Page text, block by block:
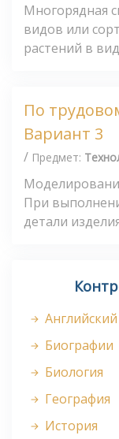
Многорядная
видов или
растений в
По
Вариант 3
/ Предмет:
При
детали
Биографии
Биология
География
История